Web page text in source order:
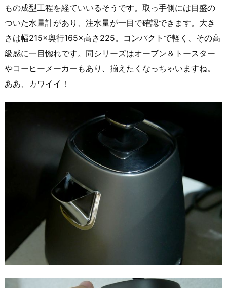
もの成型工程を経ていいるそうです。取っ手側には目盛の
ついた水量計があり、注水量が一目で確認できます。大き
さは幅215×奥行165×高さ225。コンパクトで軽く、その高
級感に一目惚れです。同シリーズはオーブン＆トースター
やコーヒーメーカーもあり、揃えたくなっちゃいますね。
ああ、カワイイ！